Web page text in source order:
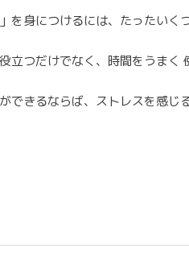
を身につけるには、たったいく
立つだけでなく、時間をうまく
できるならば、ストレスを感じ